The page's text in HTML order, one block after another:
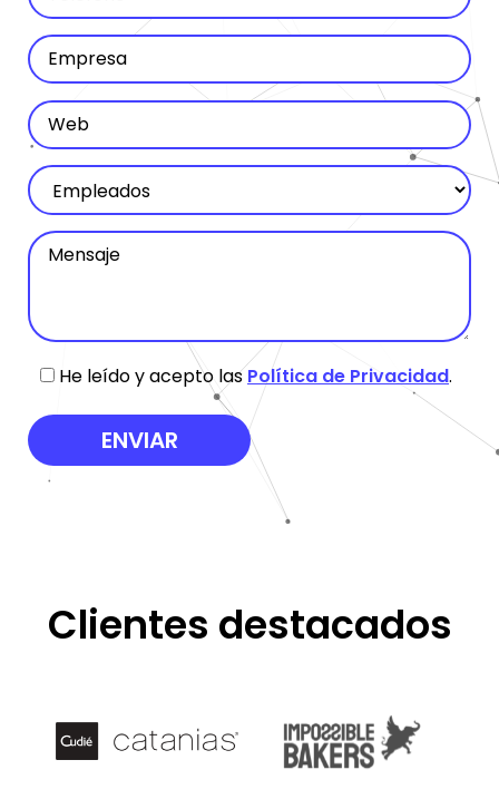
He leído y acepto lasPolítica de Privacidad.
Clientes destacados